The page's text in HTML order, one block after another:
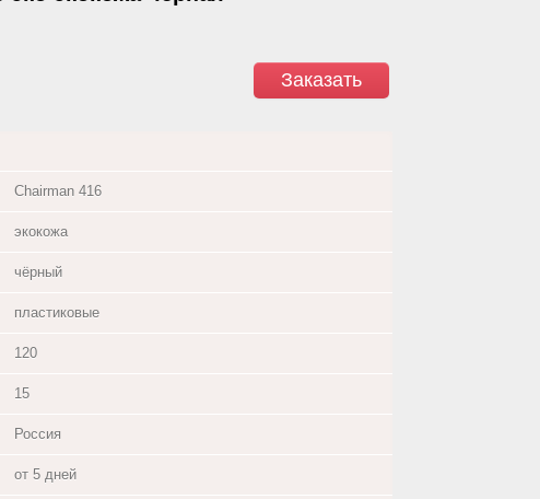
Заказать
Chairman 416
экокожа
чёрный
пластиковые
120
15
Россия
от 5 дней